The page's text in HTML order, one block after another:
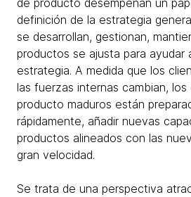
de producto desempeñan un
definición de la estrategia
se desarrollan, gestionan,
productos se ajusta para ayudar
estrategia. A medida que los
las fuerzas internas cambian, los
producto maduros están
rápidamente, añadir nuevas
productos alineados con las
gran velocidad.
Se trata de una perspectiva